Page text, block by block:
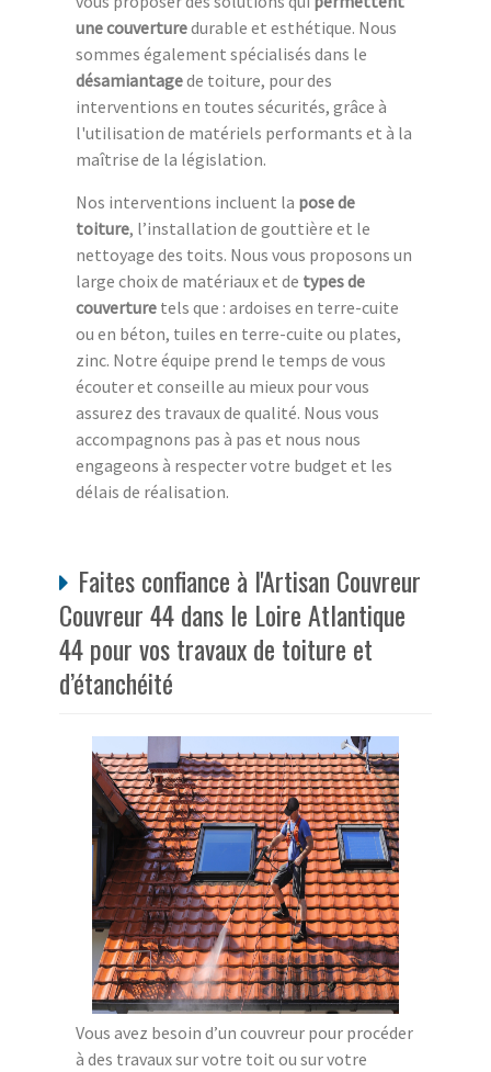
une couverturedurable et esthétique. Nous
sommes également spécialisés dans le
désamiantagede toiture, pour des
interventions en toutes sécurités, grâce à
l'utilisation de matériels performants et à la
maîtrise de la législation.
Nos interventions incluent la pose de
toiture, l’installation de gouttière et le
nettoyage des toits. Nous vous proposons un
large choix de matériaux et de types de
couverture tels que : ardoises en terre-cuite
ou en béton, tuiles en terre-cuite ou plates,
zinc. Notre équipe prend le temps de vous
écouter et conseille au mieux pour vous
assurez des travaux de qualité. Nous vous
accompagnons pas à pas et nous nous
engageons à respecter votre budget et les
délais de réalisation.
Faites confiance à l'Artisan Couvreur
Couvreur 44 dans le Loire Atlantique
44 pour vos travaux de toiture et
d’étanchéité
Vous avez besoin d’un couvreur pour procéder
à des travaux sur votre toit ou sur votre